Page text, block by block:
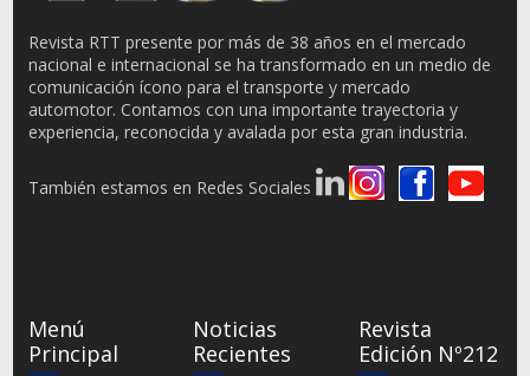
Revista RTT presente por más de 38 años en el mercado
nacional e internacional se ha transformado en un medio de
comunicación ícono para el transporte y mercado
automotor. Contamos con una importante trayectoria y
experiencia, reconocida y avalada por esta gran industria.
También estamos en Redes Sociales
Menú
Principal
Noticias
Recientes
Revista
Edición Nº212